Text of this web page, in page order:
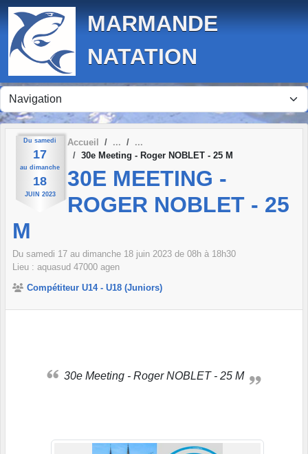
MARMANDE
NATATION
Du samedi
17
au dimanche
18
JUIN 2023
Accueil
30e Meeting - Roger NOBLET - 25 M
30E MEETING -
ROGER NOBLET - 25
M
Du samedi 17 au dimanche 18 juin 2023 de 08h à 18h30
Lieu : aquasud 47000 agen
Compétiteur U14 - U18 (Juniors)
30e Meeting - Roger NOBLET - 25 M
Panneau de gestion des cookies